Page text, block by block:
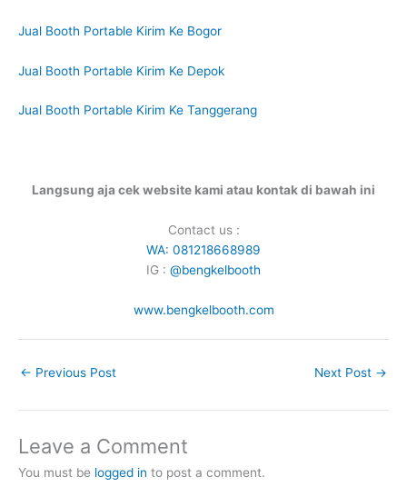
Jual Booth Portable Kirim Ke Bogor
Jual Booth Portable Kirim Ke Depok
Jual Booth Portable Kirim Ke Tanggerang
Langsung aja cek website kami atau kontak di bawah ini
Contact us :
WA: 081218668989
IG : @bengkelbooth
www.bengkelbooth.com
← Previous Post Next Post →
Leave a Comment
You must be logged in to post a comment.